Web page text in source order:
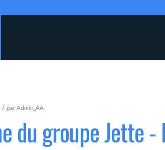
/ parAdmin_AA
du groupe Jette